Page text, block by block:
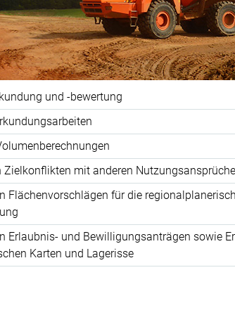
und -bewertung
Zielkonflikten mit anderen
Flächenvorschlägen für die
Erlaubnis- und Bewilligungsanträgen sowie
Karten und Lagerisse